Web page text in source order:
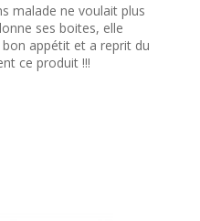
malade ne voulait plus
ses boites, elle
appétit et a reprit du
ce produit !!!